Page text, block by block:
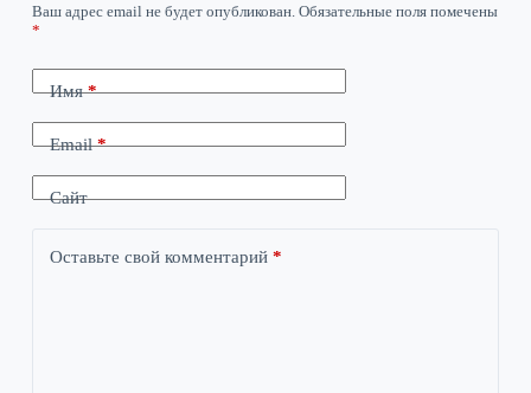
Ваш адрес email не будет опубликован. Обязательные поля помечены
*
Имя*
Email*
Сайт
Оставьте свой комментарий*